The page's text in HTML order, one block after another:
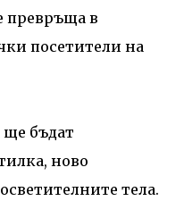
превръща в
посетители на
бъдат
ново
тела.